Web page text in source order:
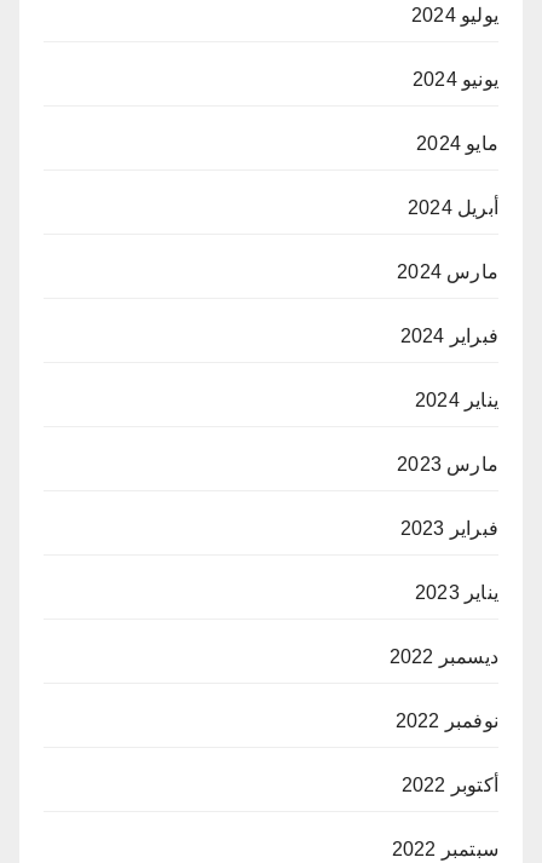
يوليو 2024
يونيو 2024
مايو 2024
أبريل 2024
مارس 2024
فبراير 2024
يناير 2024
مارس 2023
فبراير 2023
يناير 2023
ديسمبر 2022
نوفمبر 2022
أكتوبر 2022
سبتمبر 2022